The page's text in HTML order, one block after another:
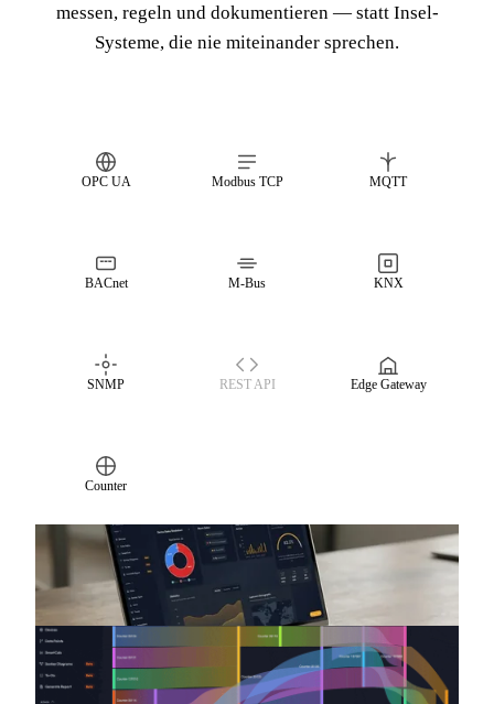
messen, regeln und dokumentieren — statt Insel-
Systeme, die nie miteinander sprechen.
OPC UA Modbus TCP MQTT
BACnet M-Bus KNX
SNMP REST API Edge Gateway
Counter
Live-Cockpit